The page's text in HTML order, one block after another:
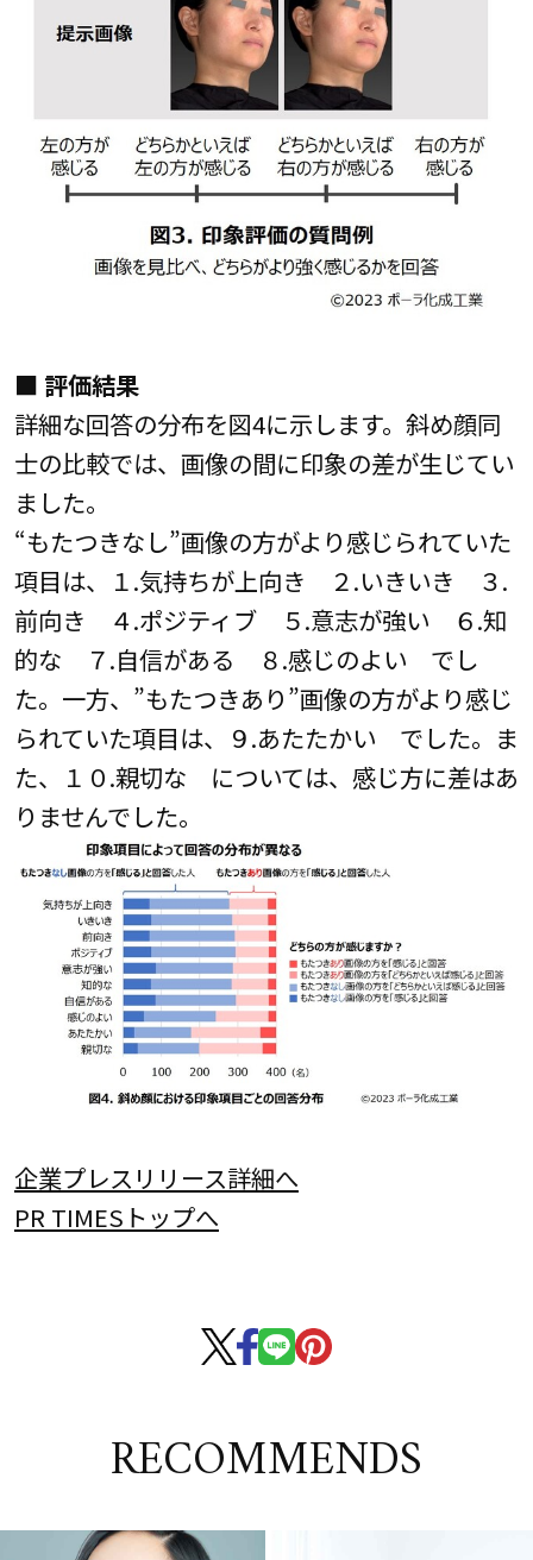
■ 評価結果
詳細な回答の分布を図4に示します。斜め顔同
士の比較では、画像の間に印象の差が生じてい
ました。
“もたつきなし”画像の方がより感じられていた
項目は、１.気持ちが上向き ２.いきいき ３.
前向き ４.ポジティブ ５.意志が強い ６.知
的な ７.自信がある ８.感じのよい でし
た。一方、”もたつきあり”画像の方がより感じ
られていた項目は、９.あたたかい でした。ま
た、１０.親切な については、感じ方に差はあ
りませんでした。
企業プレスリリース詳細へ
PR TIMESトップへ
RECOMMENDS